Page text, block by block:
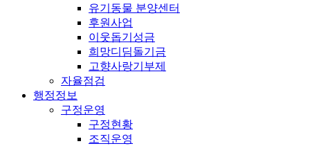
유기동물 분양센터
후원사업
이웃돕기성금
희망디딤돌기금
고향사랑기부제
자율점검
행정정보
구정운영
구정현황
조직운영